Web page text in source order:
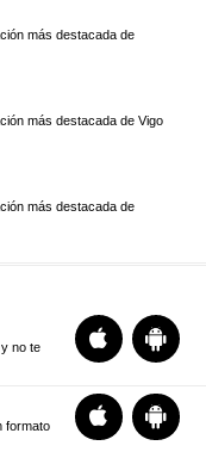
más destacada de
más destacada de Vigo
más destacada de
no te
formato